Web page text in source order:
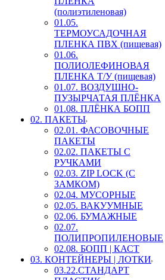
(полиэтиленовая)
01.05.
ТЕРМОУСАДОЧНАЯ
ПЛЕНКА ПВХ (пищевая)
01.06.
ПОЛИОЛЕФИНОВАЯ
ПЛЕНКА Т/У (пищевая)
01.07. ВОЗДУШНО-
ПУЗЫРЧАТАЯ ПЛЁНКА
01.08. ПЛЁНКА БОПП
02. ПАКЕТЫ
02.01. ФАСОВОЧНЫЕ
ПАКЕТЫ
02.02. ПАКЕТЫ С
РУЧКАМИ
02.03. ZIP LOСK (С
ЗАМКОМ)
02.04. МУСОРНЫЕ
02.05. ВАКУУМНЫЕ
02.06. БУМАЖНЫЕ
02.07.
ПОЛИПРОПИЛЕНОВЫЕ
02.08. БОПП | КАСТ
03. КОНТЕЙНЕРЫ | ЛОТКИ
03.22.СТАНДАРТ